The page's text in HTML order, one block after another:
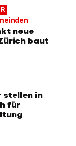
neue
baut
stellen in
für